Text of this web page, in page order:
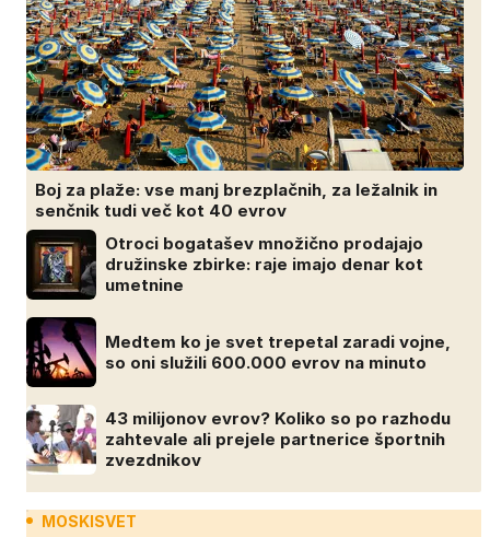
Boj za plaže: vse manj brezplačnih, za ležalnik in
senčnik tudi več kot 40 evrov
Otroci bogatašev množično prodajajo
družinske zbirke: raje imajo denar kot
umetnine
Medtem ko je svet trepetal zaradi vojne,
so oni služili 600.000 evrov na minuto
43 milijonov evrov? Koliko so po razhodu
zahtevale ali prejele partnerice športnih
zvezdnikov
MOSKISVET